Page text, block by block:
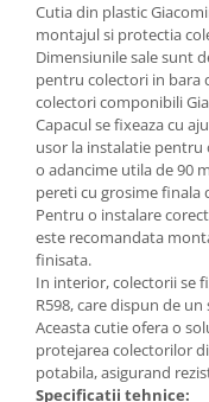
Cutia din plastic
montajul si protectia
Dimensiunile sale sunt
pentru colectori in bara
colectori componibili
Capacul se fixeaza cu
usor la instalatie pentru
o adancime utila de 90
pereti cu grosime finala
Pentru o instalare
este recomandata
finisata.
In interior, colectorii se
R598, care dispun de
Aceasta cutie ofera o
protejarea colectorilor
potabila, asigurand
Specificatii tehnice: